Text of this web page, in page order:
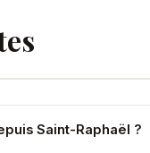
Saint-Raphaël ?